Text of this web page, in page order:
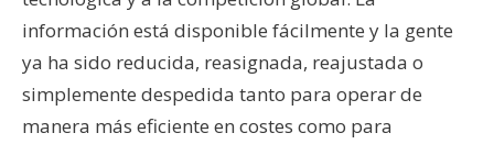
información está disponible fácilmente y la gente
ya ha sido reducida, reasignada, reajustada o
simplemente despedida tanto para operar de
manera más eficiente en costes como para